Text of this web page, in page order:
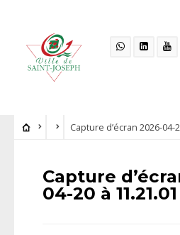
Capture d’écran 2026-04-
Capture
04-20 à 11.21.01